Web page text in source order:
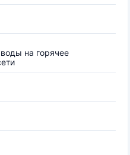
на горячее